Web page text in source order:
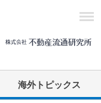
海外トピックス